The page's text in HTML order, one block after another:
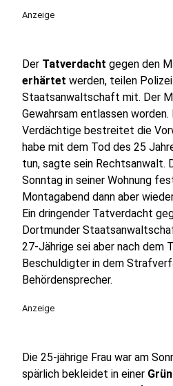
Anzeige
Der Tatverdacht gegen den
erhärtet werden, teilen
Staatsanwaltschaft mit. Der
Gewahrsam entlassen worden.
Verdächtige bestreitet die
habe mit dem Tod des 25
tun, sagte sein Rechtsanwalt.
Sonntag in seiner Wohnung
Montagabend dann aber
Ein dringender Tatverdacht
Dortmunder
27-Jährige sei aber nach dem
Beschuldigter in dem
Behördensprecher.
Anzeige
Die 25-jährige Frau war am
spärlich bekleidet in einer